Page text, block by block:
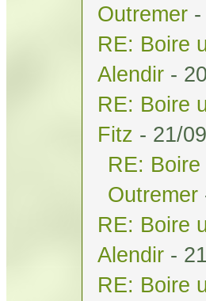
Outremer
RE: Boire
Alendir -
RE: Boire
Fitz - 21/
RE:
Outremer
RE: Boire
Alendir -
RE: Boire